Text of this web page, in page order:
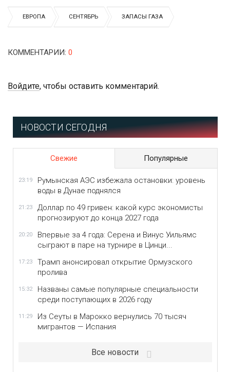
ЕВРОПА СЕНТЯБРЬ ЗАПАСЫ ГАЗА
КОММЕНТАРИИ: 0
Войдите, чтобы оставить комментарий.
НОВОСТИ СЕГОДНЯ
Свежие Популярные
23:19
Румынская АЭС избежала остановки: уровень
воды в Дунае поднялся
21:23
Доллар по 49 гривен: какой курс экономисты
прогнозируют до конца 2027 года
20:20
Впервые за 4 года: Серена и Винус Уильямс
сыграют в паре на турнире в Цинци...
17:23
Трамп анонсировал открытие Ормузского
пролива
15:32
Названы самые популярные специальности
среди поступающих в 2026 году
11:29
Из Сеуты в Марокко вернулись 70 тысяч
мигрантов — Испания
Все новости